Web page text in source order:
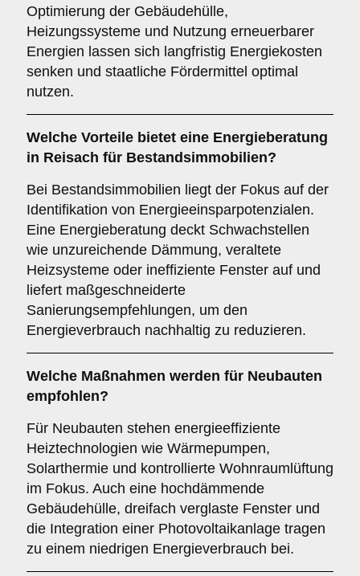
Optimierung der Gebäudehülle,
Heizungssysteme und Nutzung erneuerbarer
Energien lassen sich langfristig Energiekosten
senken und staatliche Fördermittel optimal
nutzen.
Welche Vorteile bietet eine Energieberatung
in Reisach für Bestandsimmobilien?
Bei Bestandsimmobilien liegt der Fokus auf der
Identifikation von Energieeinsparpotenzialen.
Eine Energieberatung deckt Schwachstellen
wie unzureichende Dämmung, veraltete
Heizsysteme oder ineffiziente Fenster auf und
liefert maßgeschneiderte
Sanierungsempfehlungen, um den
Energieverbrauch nachhaltig zu reduzieren.
Welche Maßnahmen werden für Neubauten
empfohlen?
Für Neubauten stehen energieeffiziente
Heiztechnologien wie Wärmepumpen,
Solarthermie und kontrollierte Wohnraumlüftung
im Fokus. Auch eine hochdämmende
Gebäudehülle, dreifach verglaste Fenster und
die Integration einer Photovoltaikanlage tragen
zu einem niedrigen Energieverbrauch bei.